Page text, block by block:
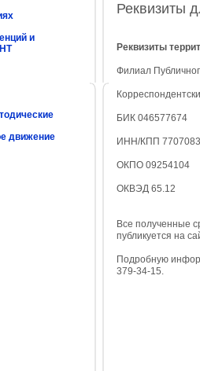
и
движение
Реквизиты
Реквизиты
Филиал
БИК 046577674
ИНН/КПП
ОКПО 09254104
ОКВЭД 65.12
Все полученные
публикуется на
Подробную
379-34-15.